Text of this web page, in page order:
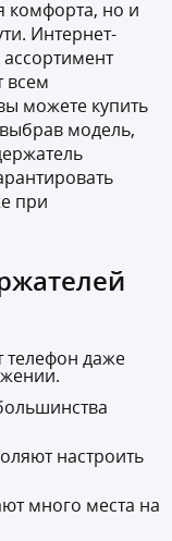
комфорта, но и
Интернет-
всем
можете купить
модель,
при
даже
настроить
много места на